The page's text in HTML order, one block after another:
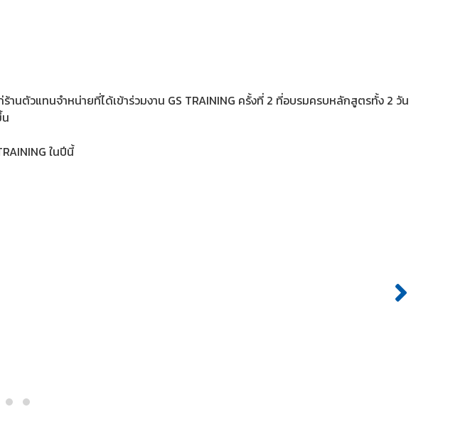
านตัวแทนจำหน่ายที่ได้เข้าร่วมงาน GS TRAINING ครั้งที่ 2 ที่อบรมครบหลักสูตรทั้ง 2 วัน
ในปีนี้